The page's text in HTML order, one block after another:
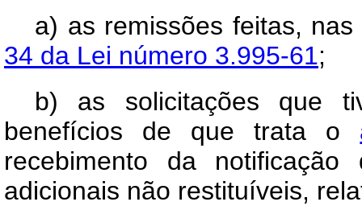
a) as remissões feitas,
34 da Lei número 3.995-61;
b) as solicitações que
benefícios de que trata o
recebimento da
adicionais não restituíveis,